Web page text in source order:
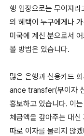
행 입장으로는 무이자
의 혜택이 누구에게나
미국에 계신 분으로서
볼 방법은 있습니다.
많은 은행과 신용카드
ance transfer(무이자
홍보하고 있습니다. 이
체금액을 갚아주는 대
따로 이자를 물리지 않